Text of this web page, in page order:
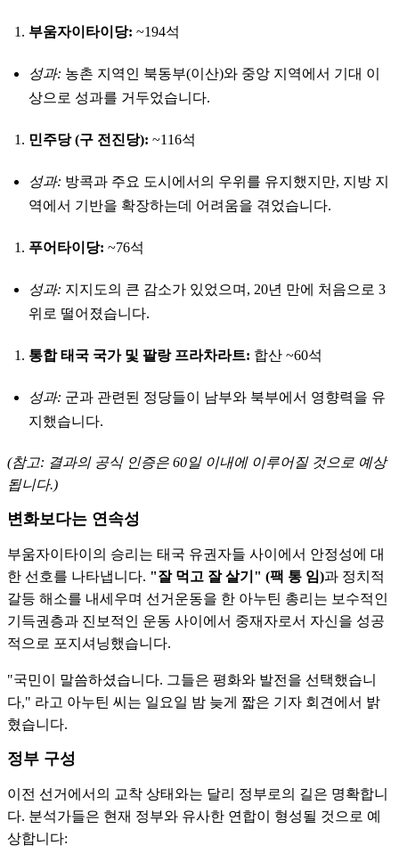
부움자이타이당: ~194석
성과: 농촌 지역인 북동부(이산)와 중앙 지역에서 기대 이
상으로 성과를 거두었습니다.
민주당 (구 전진당): ~116석
성과: 방콕과 주요 도시에서의 우위를 유지했지만, 지방 지
역에서 기반을 확장하는데 어려움을 겪었습니다.
푸어타이당: ~76석
성과: 지지도의 큰 감소가 있었으며, 20년 만에 처음으로 3
위로 떨어졌습니다.
통합 태국 국가 및 팔랑 프라차라트: 합산 ~60석
성과: 군과 관련된 정당들이 남부와 북부에서 영향력을 유
지했습니다.
(참고: 결과의 공식 인증은 60일 이내에 이루어질 것으로 예상
됩니다.)
변화보다는 연속성
부움자이타이의 승리는 태국 유권자들 사이에서 안정성에 대
한 선호를 나타냅니다. "잘 먹고 잘 살기" (팩 통 임)과 정치적
갈등 해소를 내세우며 선거운동을 한 아누틴 총리는 보수적인
기득권층과 진보적인 운동 사이에서 중재자로서 자신을 성공
적으로 포지셔닝했습니다.
"국민이 말씀하셨습니다. 그들은 평화와 발전을 선택했습니
다," 라고 아누틴 씨는 일요일 밤 늦게 짧은 기자 회견에서 밝
혔습니다.
정부 구성
이전 선거에서의 교착 상태와는 달리 정부로의 길은 명확합니
다. 분석가들은 현재 정부와 유사한 연합이 형성될 것으로 예
상합니다: